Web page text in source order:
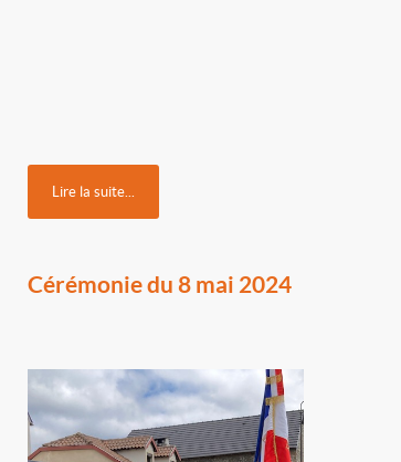
Lire la suite...
Cérémonie du 8 mai 2024